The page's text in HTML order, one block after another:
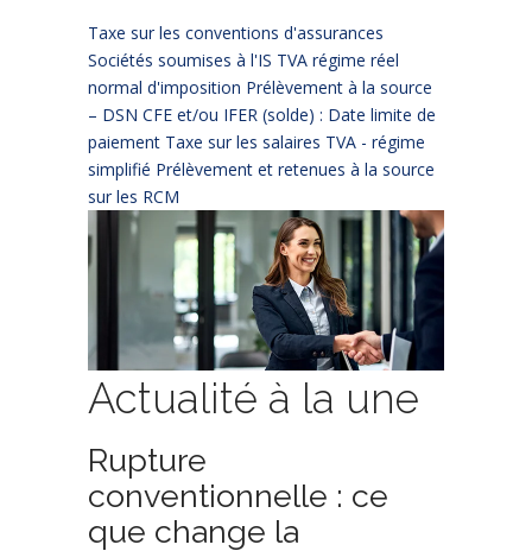
Taxe sur les conventions d'assurances
Sociétés soumises à l'IS TVA régime réel
normal d'imposition Prélèvement à la source
– DSN CFE et/ou IFER (solde) : Date limite de
paiement Taxe sur les salaires TVA - régime
simplifié Prélèvement et retenues à la source
sur les RCM
Actualité à la une
Rupture
conventionnelle : ce
que change la